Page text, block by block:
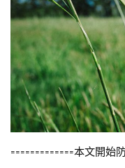
=============本文開始